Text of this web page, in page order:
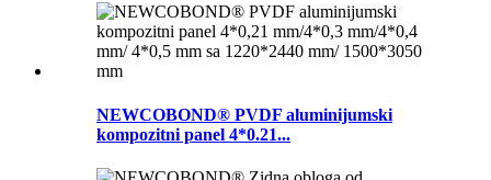
NEWCOBOND® PVDF aluminijumski
kompozitni panel 4*0.21...